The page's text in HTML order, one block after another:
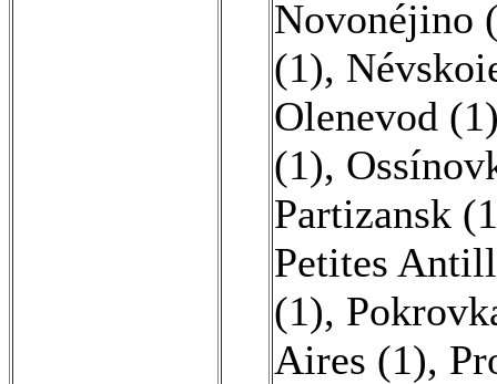
Novonéjino
(1),
Olenevod
(1),
Partizansk
Petites
(1),
Aires (1),